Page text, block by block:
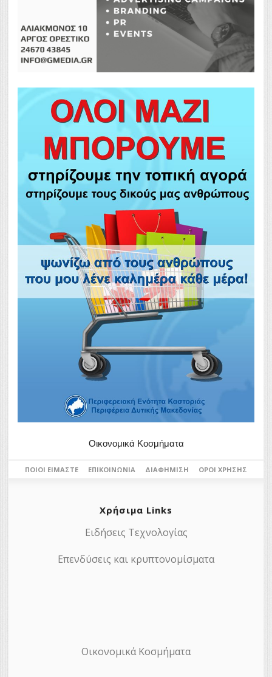
Οικονομικά Κοσμήματα
ΠΟΙΟΙ ΕΊΜΑΣΤΕ ΕΠΙΚΟΙΝΩΝΊΑ ΔΙΑΦΉΜΙΣΗ ΌΡΟΙ ΧΡΉΣΗΣ
Χρήσιμα Links
Ειδήσεις Τεχνολογίας
Επενδύσεις και κρυπτονομίσματα
Οικονομικά Κοσμήματα